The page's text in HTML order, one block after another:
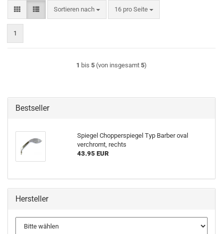
Sortieren nach
Sortieren nach 16 pro Seite
pro Seite
1
1 bis 5 (von insgesamt 5)
Bestseller
Spiegel Chopperspiegel Typ Barber oval
verchromt, rechts
43.95 EUR
Hersteller